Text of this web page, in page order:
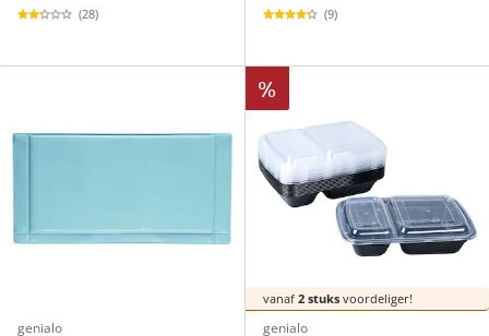
(28)
(9)
genialo
%
vanaf 2 stuksvoordeliger!
genialo